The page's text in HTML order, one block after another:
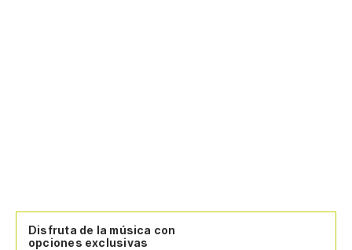
Disfruta de la música con
opciones exclusivas